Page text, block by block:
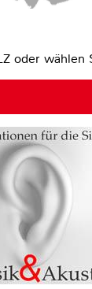
oder wählen